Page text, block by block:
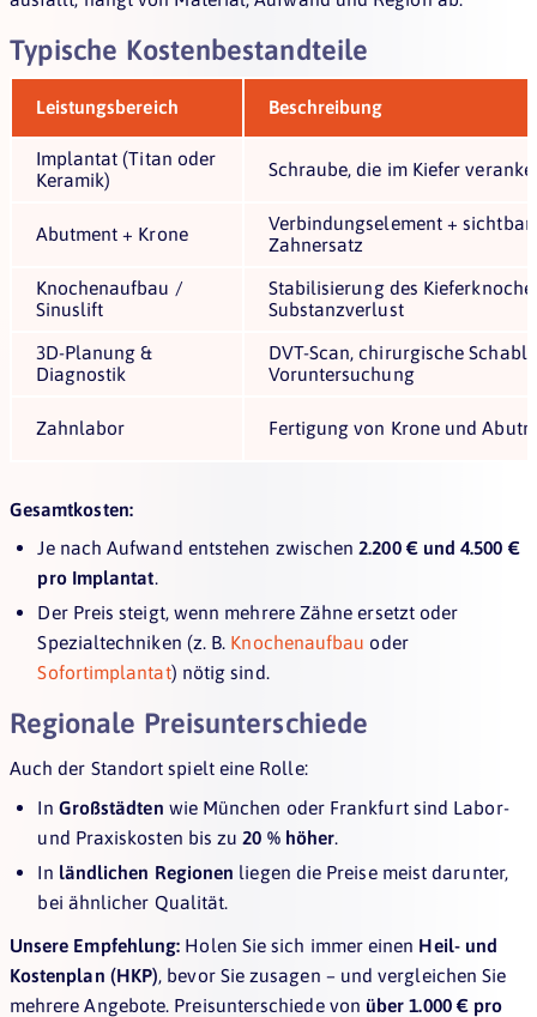
Typische Kostenbestandteile
Leistungsbereich Beschreibung
Implantat (Titan oder
Keramik)
Schraube, die im Kiefer
Abutment + Krone
Verbindungselement +
Zahnersatz
Knochenaufbau /
Sinuslift
Stabilisierung des
Substanzverlust
3D-Planung &
Diagnostik
DVT-Scan, chirurgische
Voruntersuchung
Zahnlabor Fertigung von Krone und
Gesamtkosten:
Je nach Aufwand entstehen zwischen2.200 € und 4.500 €
pro Implantat.
Der Preis steigt, wenn mehrere Zähne ersetzt oder
Spezialtechniken (z. B. Knochenaufbau oder
Sofortimplantat) nötig sind.
Regionale Preisunterschiede
Auch der Standort spielt eine Rolle:
In Großstädten wie München oder Frankfurt sind Labor-
und Praxiskosten bis zu20 % höher.
In ländlichen Regionen liegen die Preise meist darunter,
bei ähnlicher Qualität.
Unsere Empfehlung: Holen Sie sich immer einen Heil- und
Kostenplan (HKP), bevor Sie zusagen – und vergleichen Sie
mehrere Angebote. Preisunterschiede von über 1.000 € pro